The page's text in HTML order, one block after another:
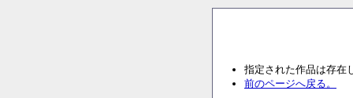
指定された作品は存在
前のページへ戻る。